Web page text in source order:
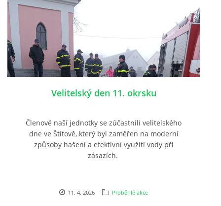
Velitelský den 11. okrsku
Členové naší jednotky se zúčastnili velitelského
dne ve Štítově, který byl zaměřen na moderní
způsoby hašení a efektivní využití vody při
zásazích.
11. 4. 2026 Proběhlé akce